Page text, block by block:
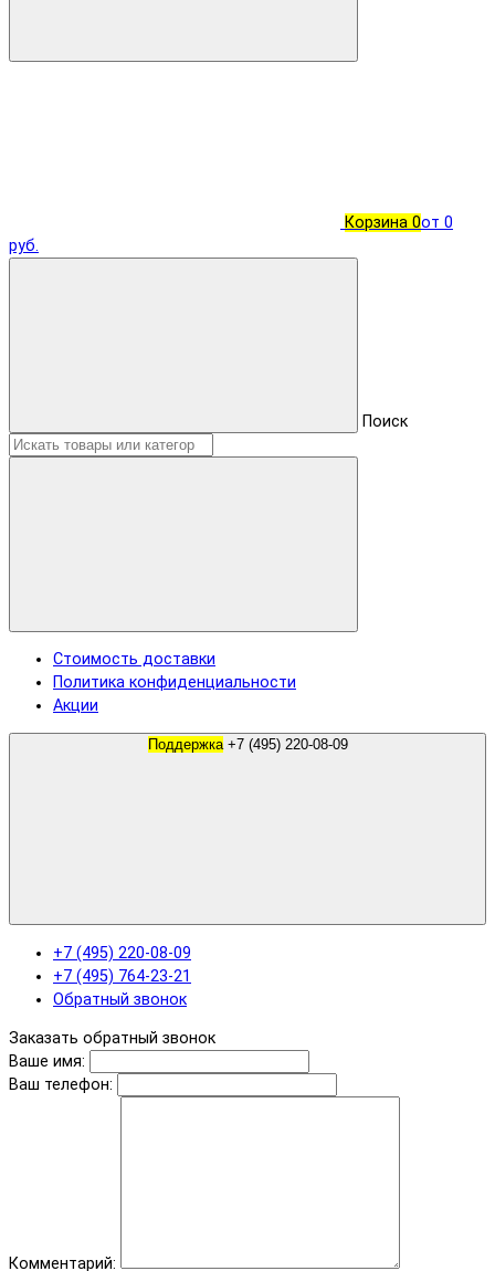
Корзина 0от 0
руб.
Поиск
Стоимость доставки
Политика конфиденциальности
Акции
Поддержка +7 (495) 220-08-09
+7 (495) 220-08-09
+7 (495) 764-23-21
Обратный звонок
Заказать обратный звонок
Ваше имя:
Ваш телефон:
Комментарий: